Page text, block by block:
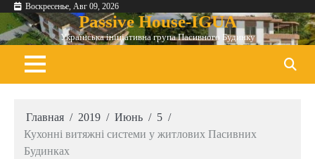
Перейти
содержимому
Воскресенье, Авг 09, 2026
Passive House-IGUA
Українська ініціативна група Пасивного Будинку
Главная 2019 Июнь
5
Кухонні витяжні системи у житлових Пасивних
Будинках